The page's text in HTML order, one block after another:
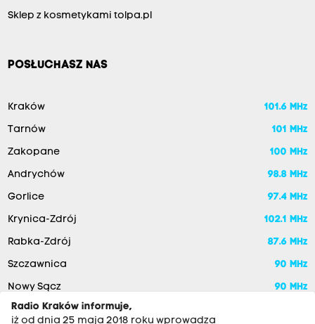
Sklep z kosmetykami tolpa.pl
POSŁUCHASZ NAS
Kraków 101.6 MHz
Tarnów 101 MHz
Zakopane 100 MHz
Andrychów 98.8 MHz
Gorlice 97.4 MHz
Krynica-Zdrój 102.1 MHz
Rabka-Zdrój 87.6 MHz
Szczawnica 90 MHz
Nowy Sącz
90 MHz
Radio Kraków informuje,
iż od dnia 25 maja 2018 roku wprowadza